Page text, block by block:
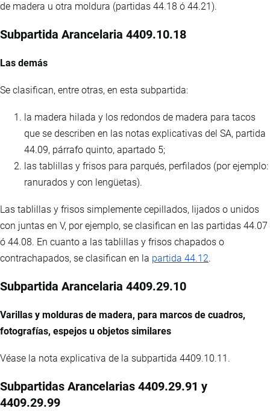
de madera u otra moldura (partidas 44.18 ó 44.21).
Subpartida Arancelaria 4409.10.18
Las demás
Se clasifican, entre otras, en esta subpartida:
la madera hilada y los redondos de madera para tacos
que se describen en las notas explicativas del SA, partida
44.09, párrafo quinto, apartado 5;
las tablillas y frisos para parqués, perfilados (por ejemplo:
ranurados y con lengüetas).
Las tablillas y frisos simplemente cepillados, lijados o unidos
con juntas en V, por ejemplo, se clasifican en las partidas 44.07
ó 44.08. En cuanto a las tablillas y frisos chapados o
contrachapados, se clasifican en la partida 44.12.
Subpartida Arancelaria 4409.29.10
Varillas y molduras de madera, para marcos de cuadros,
fotografías, espejos u objetos similares
Véase la nota explicativa de la subpartida 4409.10.11.
Subpartidas Arancelarias 4409.29.91 y
4409.29.99